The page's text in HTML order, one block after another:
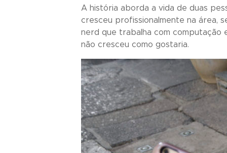
A história aborda a vida de duas
cresceu profissionalmente na área,
nerd que trabalha com computação
não cresceu como gostaria.